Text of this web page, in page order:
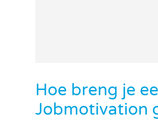
Hoe breng je
Jobmotivation